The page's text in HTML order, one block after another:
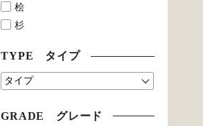
桧
杉
TYPE タイプ
GRADE グレード